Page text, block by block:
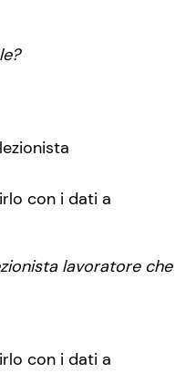
con i dati a
lavoratore che
con i dati a